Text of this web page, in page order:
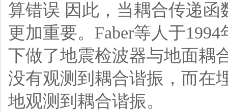
算错误 因此，当耦合传递
更加重要。Faber等人于
下做了地震检波器与地面耦
没有观测到耦合谐振，而在
地观测到耦合谐振。